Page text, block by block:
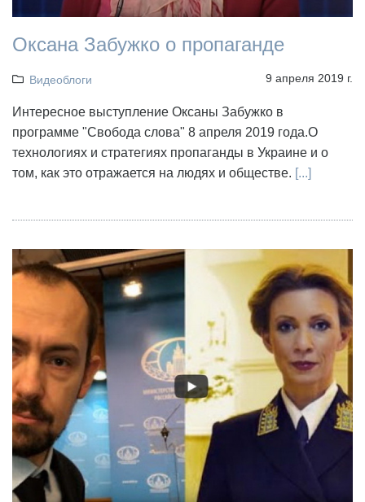
Оксана Забужко о пропаганде
Видеоблоги 9 апреля 2019 г.
Интересное выступление Оксаны Забужко в
программе "Свобода слова" 8 апреля 2019 года.О
технологиях и стратегиях пропаганды в Украине и о
том, как это отражается на людях и обществе. [...]